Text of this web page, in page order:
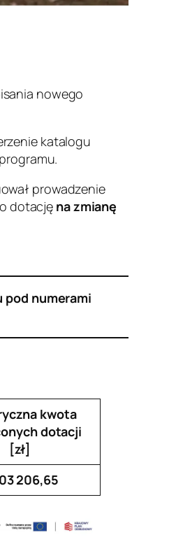
nowego
katalogu
prowadzenie
o dotację na zmianę
numerami
kwota
dotacji
[zł]
206,65